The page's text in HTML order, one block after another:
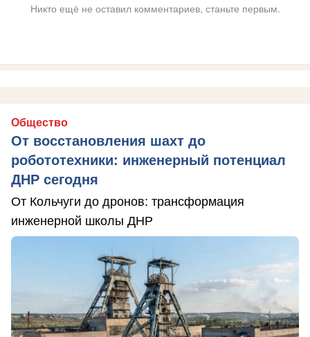
Никто ещё не оставил комментариев, станьте первым.
Общество
От восстановления шахт до
робототехники: инженерный потенциал
ДНР сегодня
От Кольчуги до дронов: трансформация
инженерной школы ДНР